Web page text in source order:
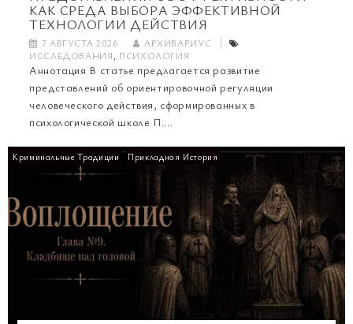
КАК СРЕДА ВЫБОРА ЭФФЕКТИВНОЙ
ТЕХНОЛОГИИ ДЕЙСТВИЯ
7 АВГУСТА 2026
АРХИВАРИУС
ИССЛЕДОВАНИЯ, ПСИХОЛОГИЯ
Аннотация В статье предлагается развитие
представлений об ориентировочной регуляции
человеческого действия, сформированных в
психологической школе П....
Криминальные Традиции Прикладная История